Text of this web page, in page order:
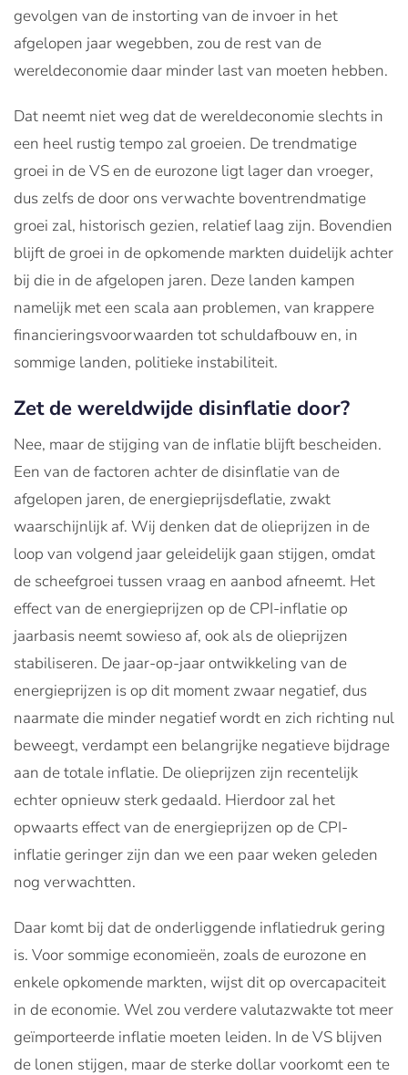
gevolgen van de instorting van de invoer in het
afgelopen jaar wegebben, zou de rest van de
wereldeconomie daar minder last van moeten hebben.
Dat neemt niet weg dat de wereldeconomie slechts in
een heel rustig tempo zal groeien. De trendmatige
groei in de VS en de eurozone ligt lager dan vroeger,
dus zelfs de door ons verwachte boventrendmatige
groei zal, historisch gezien, relatief laag zijn. Bovendien
blijft de groei in de opkomende markten duidelijk achter
bij die in de afgelopen jaren. Deze landen kampen
namelijk met een scala aan problemen, van krappere
financieringsvoorwaarden tot schuldafbouw en, in
sommige landen, politieke instabiliteit.
Zet de wereldwijde disinflatie door?
Nee, maar de stijging van de inflatie blijft bescheiden.
Een van de factoren achter de disinflatie van de
afgelopen jaren, de energieprijsdeflatie, zwakt
waarschijnlijk af. Wij denken dat de olieprijzen in de
loop van volgend jaar geleidelijk gaan stijgen, omdat
de scheefgroei tussen vraag en aanbod afneemt. Het
effect van de energieprijzen op de CPI-inflatie op
jaarbasis neemt sowieso af, ook als de olieprijzen
stabiliseren. De jaar-op-jaar ontwikkeling van de
energieprijzen is op dit moment zwaar negatief, dus
naarmate die minder negatief wordt en zich richting nul
beweegt, verdampt een belangrijke negatieve bijdrage
aan de totale inflatie. De olieprijzen zijn recentelijk
echter opnieuw sterk gedaald. Hierdoor zal het
opwaarts effect van de energieprijzen op de CPI-
inflatie geringer zijn dan we een paar weken geleden
nog verwachtten.
Daar komt bij dat de onderliggende inflatiedruk gering
is. Voor sommige economieën, zoals de eurozone en
enkele opkomende markten, wijst dit op overcapaciteit
in de economie. Wel zou verdere valutazwakte tot meer
geïmporteerde inflatie moeten leiden. In de VS blijven
de lonen stijgen, maar de sterke dollar voorkomt een te